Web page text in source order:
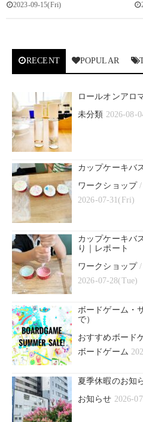
2023-09-15(Fri)
RECENT POPULAR
ロールオンアロ
未分類 2026-08-
カップケーキバ
ワークショップ/
2026-07-31(Fri)
カップケーキバ
り｜レポート
ワークショップ/
2026-07-28(Tue)
ボードゲーム・
で）
おすすめボード
ボードゲーム
夏季休暇のお知
お知らせ 2026-